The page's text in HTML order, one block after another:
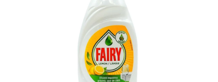
ČISTENIE DOMÁCNOSTI
PAPIEROVÁ HYGIENA A UTIERKY